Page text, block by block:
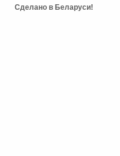
Сделано в Беларуси!